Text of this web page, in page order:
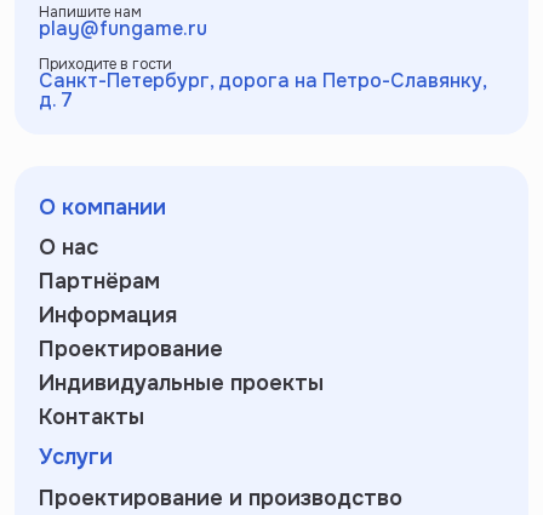
Напишите нам
play@fungame.ru
Приходите в гости
Санкт-Петербург, дорога на Петро-Славянку,
д. 7
О компании
О нас
Партнёрам
Информация
Проектирование
Индивидуальные проекты
Контакты
Услуги
Проектирование и производство